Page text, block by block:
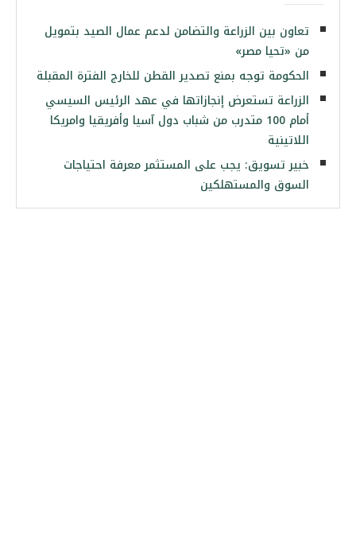
تعاون بين الزراعة والتضامن لدعم عمال الصيد بتمويل
من «تحيا مصر»
الحكومة توجه بمنع تصدير القطن للخارج الفترة المقبلة
الزراعة تستعرض إنجازاتها في عهد الرئيس السيسي
أمام 100 متدرب من شباب دول آسيا وأفريقيا وامريكا
اللاتينية
خبير تسويق: يجب على المستثمر معرفة احتياجات
السوق والمستهلكين